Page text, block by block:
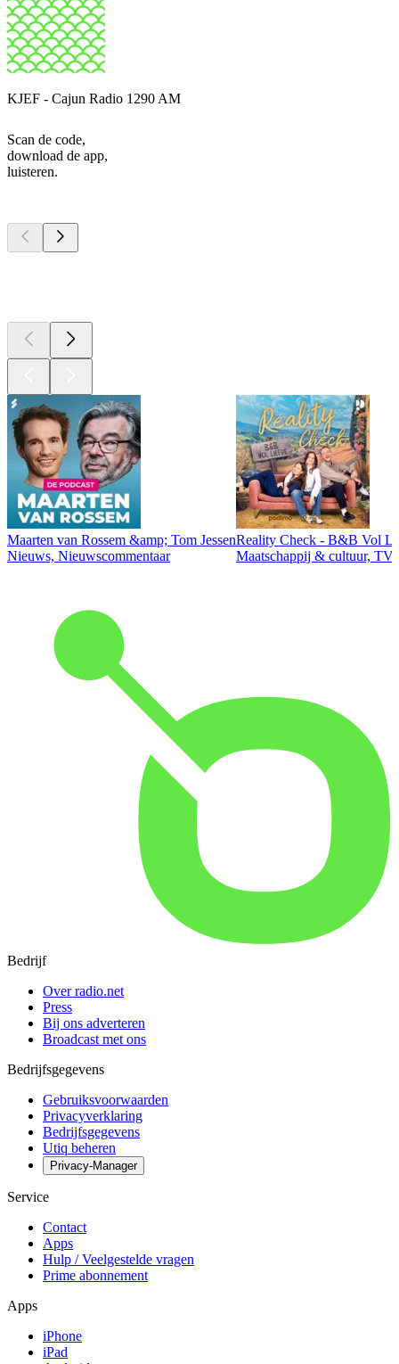
KJEF - Cajun Radio 1290 AM
Scan de code,
download de app,
luisteren.
Maarten van Rossem &amp; Tom Jessen
Nieuws, Nieuwscommentaar
Reality Check - B&B Vol
Maatschappij & cultuur,
Bedrijf
Over radio.net
Press
Bij ons adverteren
Broadcast met ons
Bedrijfsgegevens
Gebruiksvoorwaarden
Privacyverklaring
Bedrijfsgegevens
Utiq beheren
Privacy-Manager
Service
Contact
Apps
Hulp / Veelgestelde vragen
Prime abonnement
Apps
iPhone
iPad